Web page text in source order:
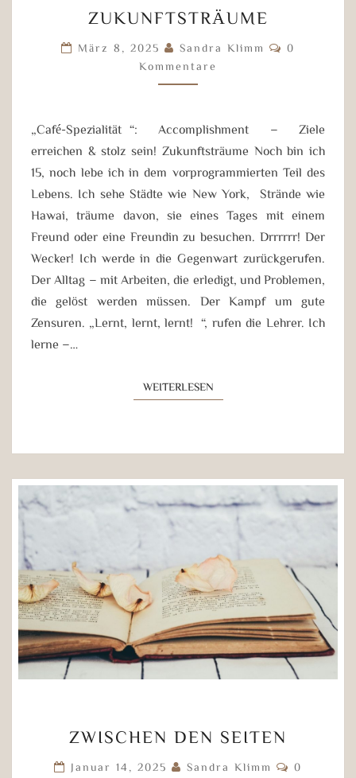
ZUKUNFTSTRÄUME
März 8, 2025 Sandra Klimm
0
Kommentare
„Café-Spezialität“: Accomplishment – Ziele
erreichen & stolz sein! Zukunftsträume Noch bin ich
15, noch lebe ich in dem vorprogrammierten Teil des
Lebens. Ich sehe Städte wie New York, Strände wie
Hawai, träume davon, sie eines Tages mit einem
Freund oder eine Freundin zu besuchen. Drrrrrr! Der
Wecker! Ich werde in die Gegenwart zurückgerufen.
Der Alltag – mit Arbeiten, die erledigt, und Problemen,
die gelöst werden müssen. Der Kampf um gute
Zensuren. „Lernt, lernt, lernt!“, rufen die Lehrer. Ich
lerne –…
WEITERLESENWEITERLESEN
DEN
SEITEN
ZWISCHEN DEN SEITEN
Januar 14, 2025 Sandra Klimm
0